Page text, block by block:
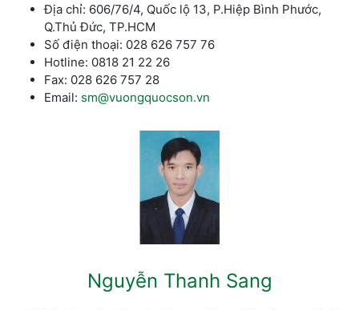
Địa chỉ: 606/76/4, Quốc lộ 13, P.Hiệp Bình Phước,
Q.Thủ Đức, TP.HCM
Số điện thoại: 028 626 757 76
Hotline: 0818 21 22 26
Fax: 028 626 757 28
Email: sm@vuongquocson.vn
Nguyễn Thanh Sang